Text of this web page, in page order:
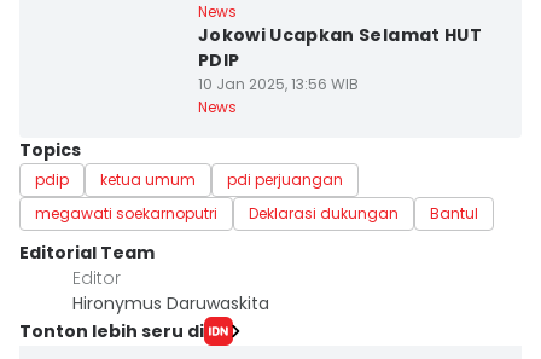
News
Jokowi Ucapkan Selamat HUT
PDIP
10 Jan 2025, 13:56 WIB
News
Topics
pdip ketua umum
pdi perjuangan
megawati soekarnoputri
Deklarasi dukungan Bantul
Editorial Team
Editor
Hironymus Daruwaskita
Tonton lebih seru di